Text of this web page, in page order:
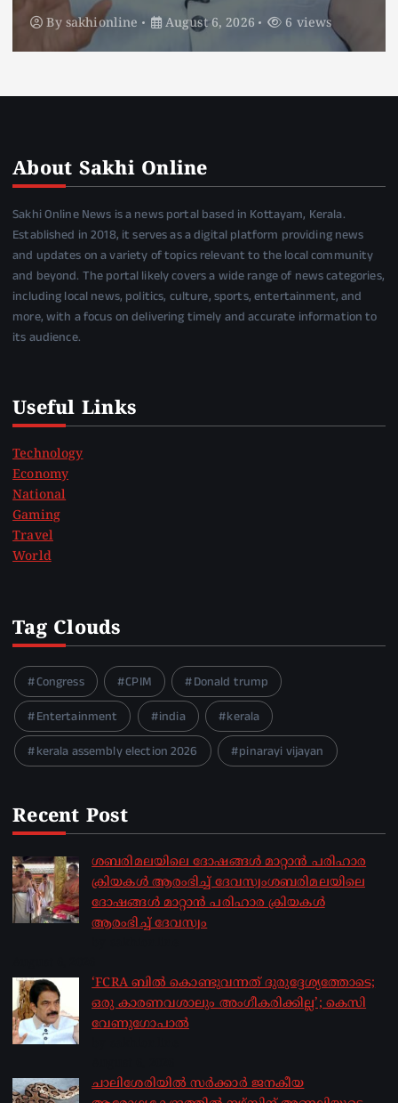
By sakhionline August 6, 2026 5 views
About Sakhi Online
Sakhi Online News is a news portal based in Kottayam, Kerala.
Established in 2018, it serves as a digital platform providing news
and updates on a variety of topics relevant to the local community
and beyond. The portal likely covers a wide range of news categories,
including local news, politics, culture, sports, entertainment, and
more, with a focus on delivering timely and accurate information to
its audience.
Useful Links
Technology
Economy
National
Gaming
Travel
World
Tag Clouds
Congress CPIM
Donald trump
Entertainment
india
kerala
kerala assembly election 2026
pinarayi vijayan
Recent Post
ശബരിമലയിലെ ദോഷങ്ങൾ മാറ്റാൻ പരിഹാര
ക്രിയകൾ ആരംഭിച്ച് ദേവസ്വംശബരിമലയിലെ
ദോഷങ്ങൾ മാറ്റാൻ പരിഹാര ക്രിയകൾ
ആരംഭിച്ച് ദേവസ്വം
‘FCRA ബിൽ കൊണ്ടുവന്നത് ദുരുദ്ദേശ്യത്തോടെ;
ഒരു കാരണവശാലും അം​ഗീകരിക്കില്ല’; കെസി
വേണു​ഗോപാൽ
ചാലിശേരിയില്‍ സര്‍ക്കാര്‍ ജനകീയ